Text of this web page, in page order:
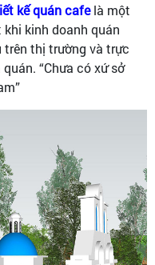
kế quán cafelà một
kinh doanh quán
trên thị trường và trực
“Chưa có xứ sở